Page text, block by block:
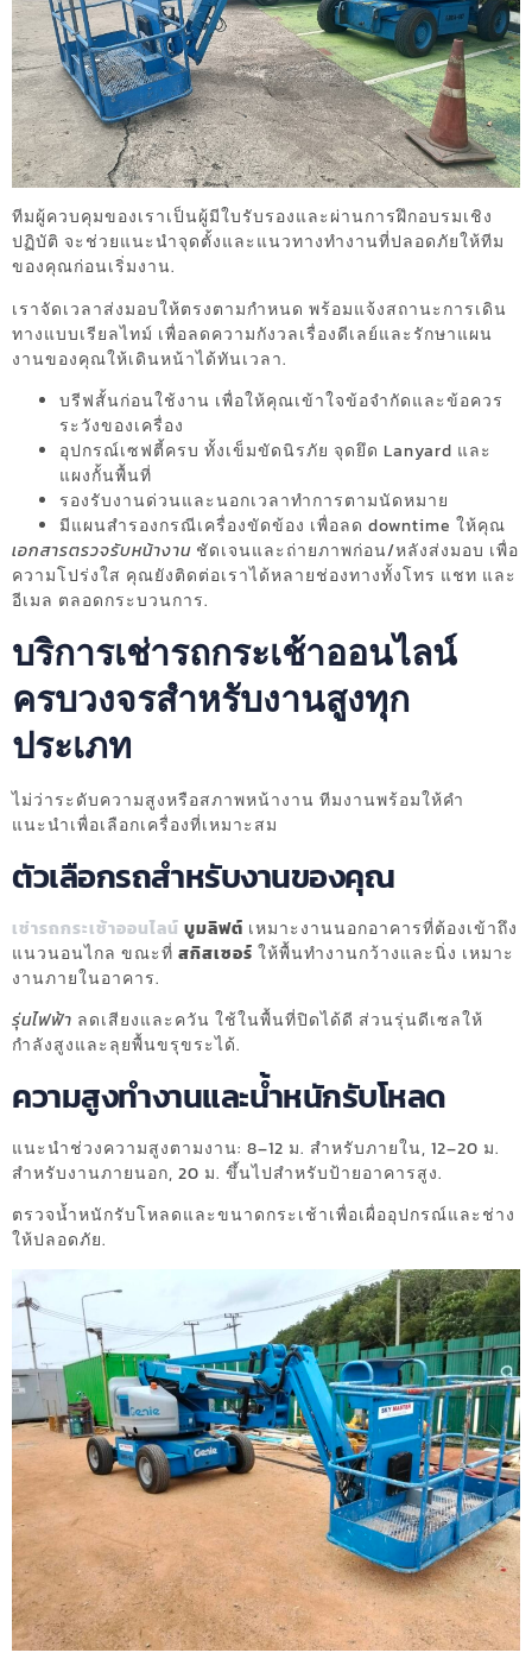
ทีมผู้ควบคุมของเราเป็นผู้มีใบรับรองและผ่านการฝึกอบรมเชิง
ปฏิบัติ จะช่วยแนะนำจุดตั้งและแนวทางทำงานที่ปลอดภัยให้ทีม
ของคุณก่อนเริ่มงาน.
เราจัดเวลาส่งมอบให้ตรงตามกำหนด พร้อมแจ้งสถานะการเดิน
ทางแบบเรียลไทม์ เพื่อลดความกังวลเรื่องดีเลย์และรักษาแผน
งานของคุณให้เดินหน้าได้ทันเวลา.
บรีฟสั้นก่อนใช้งาน เพื่อให้คุณเข้าใจข้อจำกัดและข้อควร
ระวังของเครื่อง
อุปกรณ์เซฟตี้ครบ ทั้งเข็มขัดนิรภัย จุดยึด Lanyard และ
แผงกั้นพื้นที่
รองรับงานด่วนและนอกเวลาทำการตามนัดหมาย
มีแผนสำรองกรณีเครื่องขัดข้อง เพื่อลด downtime ให้คุณ
เอกสารตรวจรับหน้างาน ชัดเจนและถ่ายภาพก่อน/หลังส่งมอบ เพื่อ
ความโปร่งใส คุณยังติดต่อเราได้หลายช่องทางทั้งโทร แชท และ
อีเมล ตลอดกระบวนการ.
บริการเช่ารถกระเช้าออนไลน์
ครบวงจรสำหรับงานสูงทุก
ประเภท
ไม่ว่าระดับความสูงหรือสภาพหน้างาน ทีมงานพร้อมให้คำ
แนะนำเพื่อเลือกเครื่องที่เหมาะสม
ตัวเลือกรถสำหรับงานของคุณ
เช่ารถกระเช้าออนไลน์ บูมลิฟต์ เหมาะงานนอกอาคารที่ต้องเข้าถึง
แนวนอนไกล ขณะที่ สกิสเซอร์ ให้พื้นทำงานกว้างและนิ่ง เหมาะ
งานภายในอาคาร.
รุ่นไฟฟ้า ลดเสียงและควัน ใช้ในพื้นที่ปิดได้ดี ส่วนรุ่นดีเซลให้
กำลังสูงและลุยพื้นขรุขระได้.
ความสูงทำงานและน้ำหนักรับโหลด
แนะนำช่วงความสูงตามงาน: 8–12 ม. สำหรับภายใน, 12–20 ม.
สำหรับงานภายนอก, 20 ม. ขึ้นไปสำหรับป้ายอาคารสูง.
ตรวจน้ำหนักรับโหลดและขนาดกระเช้าเพื่อเผื่ออุปกรณ์และช่าง
ให้ปลอดภัย.